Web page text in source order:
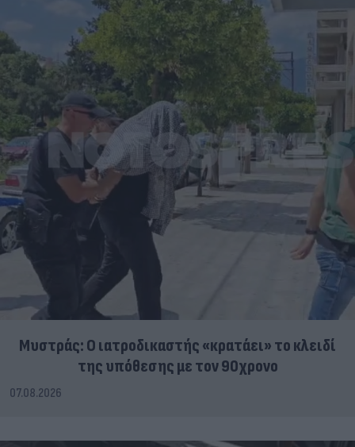
Μυστράς: Ο ιατροδικαστής «κρατάει» το κλειδί
της υπόθεσης με τον 90χρονο
07.08.2026